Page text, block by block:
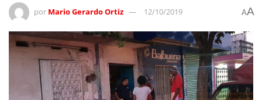
por Mario Gerardo Ortiz 12/10/2019 AA